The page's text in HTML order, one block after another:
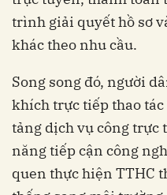
trình giải quyết hồ sơ
khác theo nhu cầu.
Song song đó, người
khích trực tiếp thao
tảng dịch vụ công trực
năng tiếp cận công
quen thực hiện TTHC